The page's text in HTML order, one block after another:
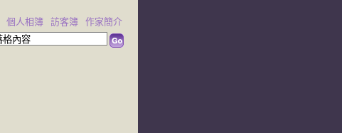
個人相簿 訪客簿 作家簡介